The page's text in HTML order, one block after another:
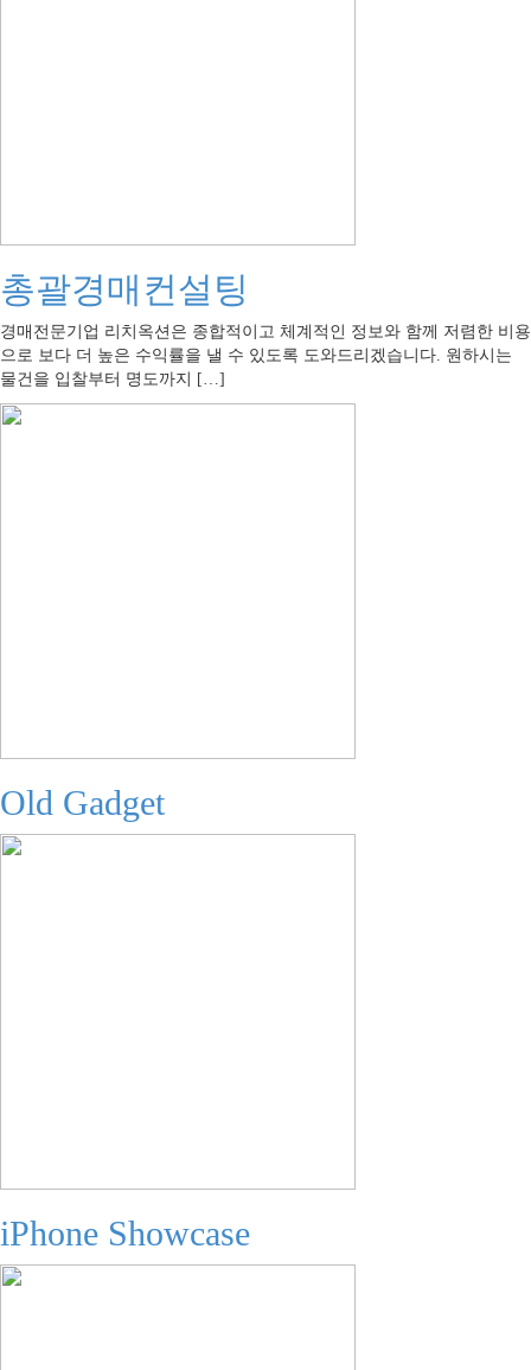
총괄경매컨설팅
경매전문기업 리치옥션은 종합적이고 체계적인 정보와 함께 저렴한 비용
으로 보다 더 높은 수익률을 낼 수 있도록 도와드리겠습니다. 원하시는
물건을 입찰부터 명도까지 […]
Old Gadget
iPhone Showcase